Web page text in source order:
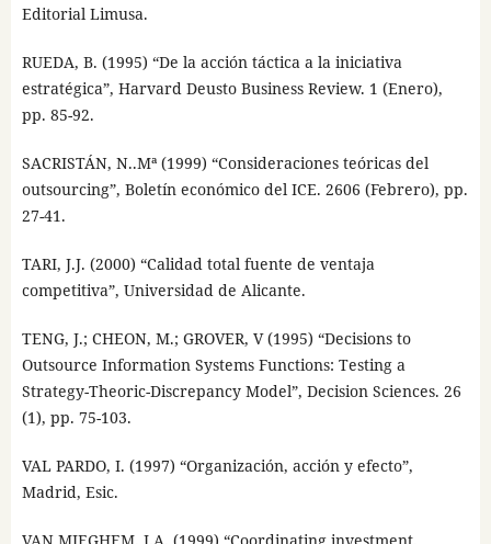
Editorial Limusa.
RUEDA, B. (1995) “De la acción táctica a la iniciativa
estratégica”, Harvard Deusto Business Review. 1 (Enero),
pp. 85-92.
SACRISTÁN, N..Mª (1999) “Consideraciones teóricas del
outsourcing”, Boletín económico del ICE. 2606 (Febrero), pp.
27-41.
TARI, J.J. (2000) “Calidad total fuente de ventaja
competitiva”, Universidad de Alicante.
TENG, J.; CHEON, M.; GROVER, V (1995) “Decisions to
Outsource Information Systems Functions: Testing a
Strategy-Theoric-Discrepancy Model”, Decision Sciences. 26
(1), pp. 75-103.
VAL PARDO, I. (1997) “Organización, acción y efecto”,
Madrid, Esic.
VAN MIEGHEM, J.A. (1999) “Coordinating investment,